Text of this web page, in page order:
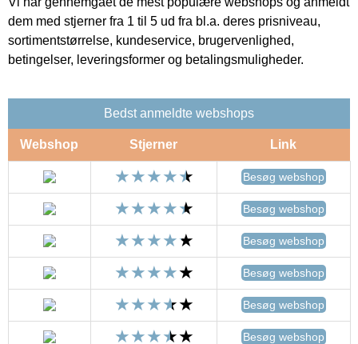
dem med stjerner fra 1 til 5 ud fra bl.a. deres prisniveau,
sortimentstørrelse, kundeservice, brugervenlighed,
betingelser, leveringsformer og betalingsmuligheder.
Bedst anmeldte webshops
Webshop Stjerner Link
Besøg webshop
Besøg webshop
Besøg webshop
Besøg webshop
Besøg webshop
Besøg webshop